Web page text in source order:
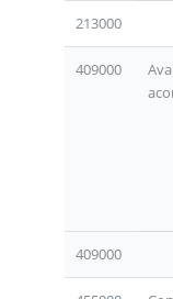
213000
409000
409000